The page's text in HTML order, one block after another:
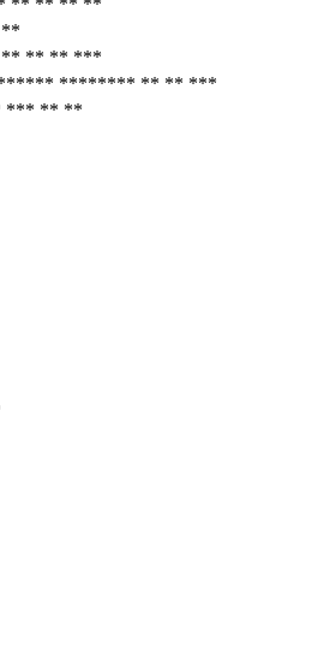
** ** ***
******** ** ** ***
*** ** **